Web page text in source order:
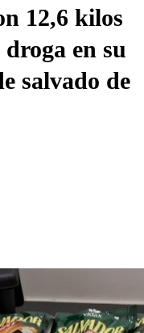
12,6 kilos
en su
salvado de